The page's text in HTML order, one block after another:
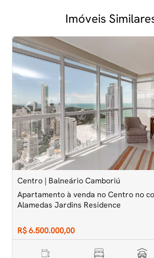
Imóveis
<<<<
‹Previous
Centro | Balneário Camboriú
Apartamento à venda no Centro no
Alamedas Jardins Residence
R$ 6.500.000,00